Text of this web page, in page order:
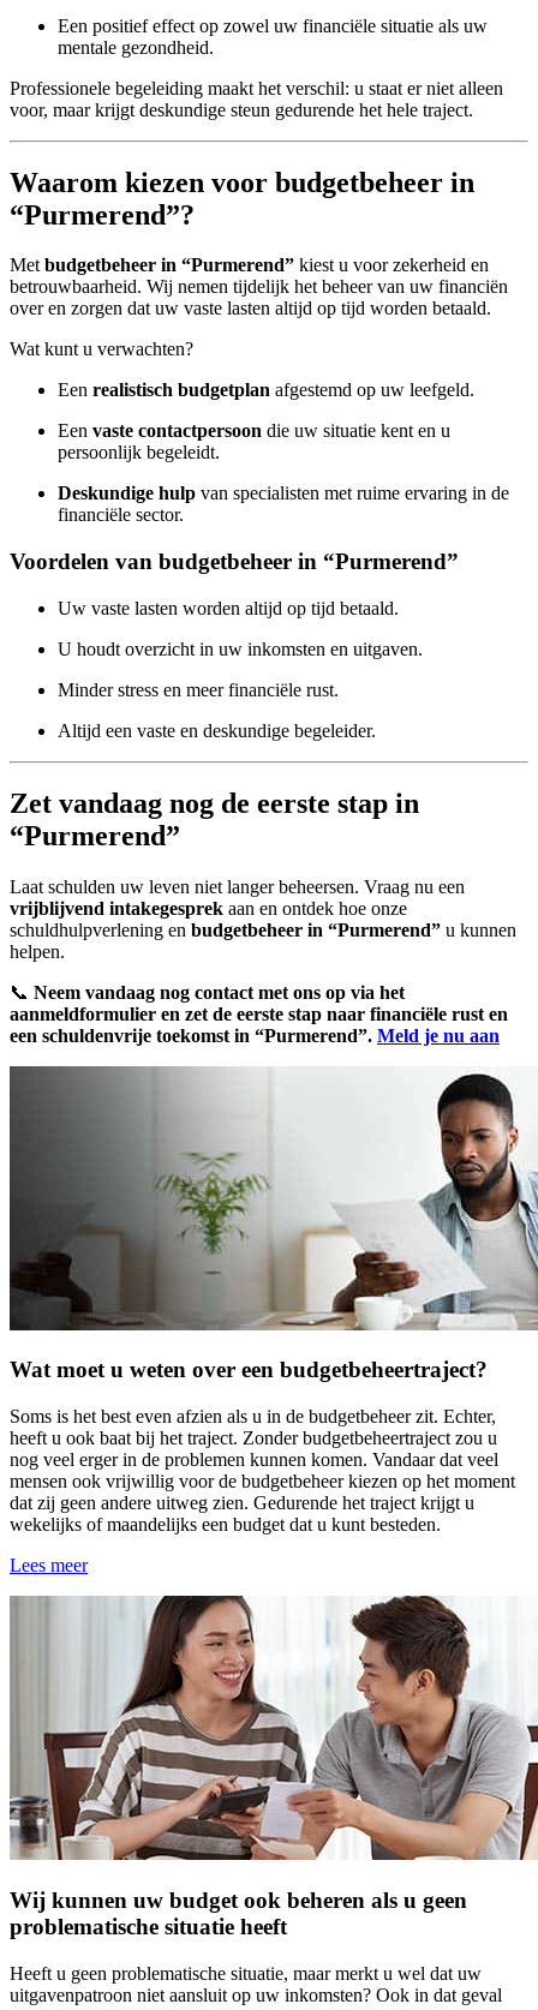
Een positief effect op zowel uw financiële situatie als uw
mentale gezondheid.
Professionele begeleiding maakt het verschil: u staat er niet alleen
voor, maar krijgt deskundige steun gedurende het hele traject.
Waarom kiezen voor budgetbeheer in
“Purmerend”?
Metbudgetbeheer in “Purmerend” kiest u voor zekerheid en
betrouwbaarheid. Wij nemen tijdelijk het beheer van uw financiën
over en zorgen dat uw vaste lasten altijd op tijd worden betaald.
Wat kunt u verwachten?
Een realistisch budgetplan afgestemd op uw leefgeld.
Een vaste contactpersoon die uw situatie kent en u
persoonlijk begeleidt.
Deskundige hulp van specialisten met ruime ervaring in de
financiële sector.
Voordelen van budgetbeheer in “Purmerend”
Uw vaste lasten worden altijd op tijd betaald.
U houdt overzicht in uw inkomsten en uitgaven.
Minder stress en meer financiële rust.
Altijd een vaste en deskundige begeleider.
Zet vandaag nog de eerste stap in
“Purmerend”
Laat schulden uw leven niet langer beheersen. Vraag nu een
vrijblijvend intakegesprek aan en ontdek hoe onze
schuldhulpverlening en budgetbeheer in “Purmerend” u kunnen
helpen.
📞 Neem vandaag nog contact met ons op via het
aanmeldformulier en zet de eerste stap naar financiële rust en
een schuldenvrije toekomst in “Purmerend”. Meld je nu aan
Wat moet u weten over een budgetbeheertraject?
Soms is het best even afzien als u in de budgetbeheer zit. Echter,
heeft u ook baat bij het traject. Zonder budgetbeheertraject zou u
nog veel erger in de problemen kunnen komen. Vandaar dat veel
mensen ook vrijwillig voor de budgetbeheer kiezen op het moment
dat zij geen andere uitweg zien. Gedurende het traject krijgt u
wekelijks of maandelijks een budget dat u kunt besteden.
Lees meer
Wij kunnen uw budget ook beheren als u geen
problematische situatie heeft
Heeft u geen problematische situatie, maar merkt u wel dat uw
uitgavenpatroon niet aansluit op uw inkomsten? Ook in dat geval